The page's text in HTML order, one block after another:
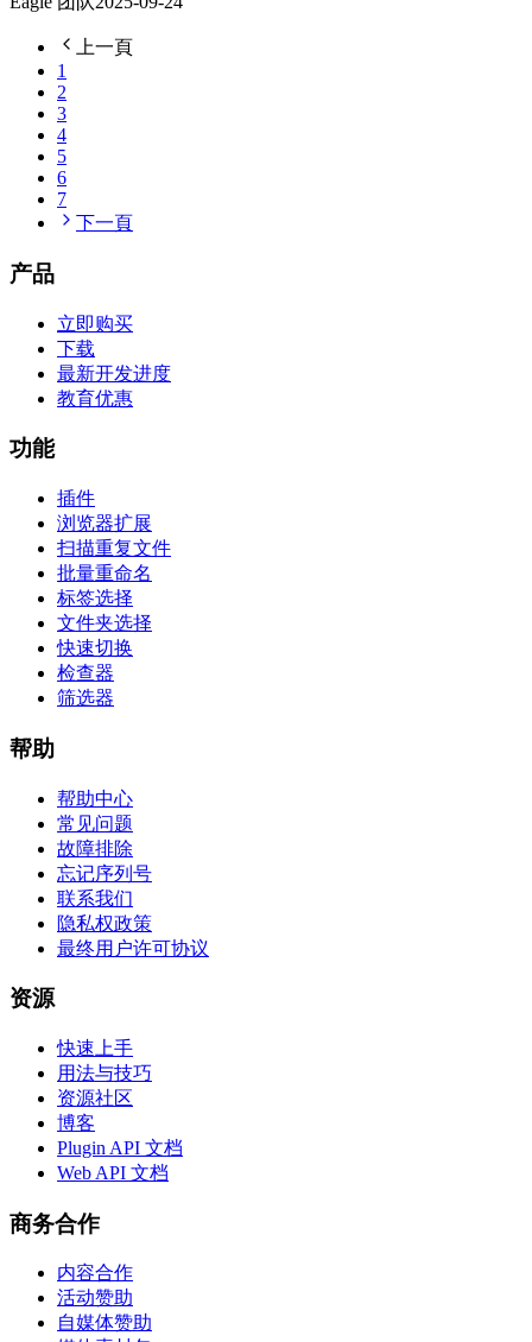
上一頁
1
2
3
4
5
6
7
下一頁
产品
立即购买
下载
最新开发进度
教育优惠
功能
插件
浏览器扩展
扫描重复文件
批量重命名
标签选择
文件夹选择
快速切换
检查器
筛选器
帮助
帮助中心
常见问题
故障排除
忘记序列号
联系我们
隐私权政策
最终用户许可协议
资源
快速上手
用法与技巧
资源社区
博客
Plugin API 文档
Web API 文档
商务合作
内容合作
活动赞助
自媒体赞助